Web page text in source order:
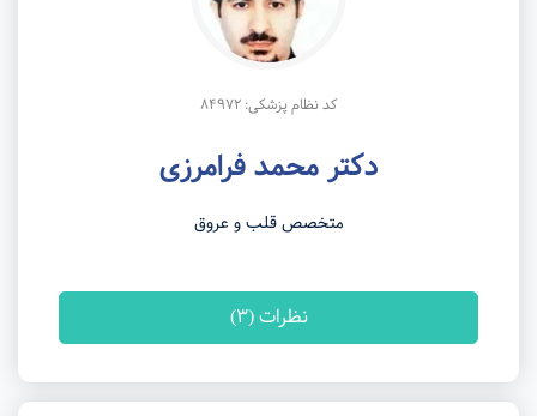
کد نظام پزشکی: 84972
دکتر محمد فرامرزی
متخصص قلب و عروق
نظرات (3)